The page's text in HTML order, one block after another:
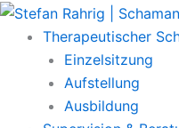
Zum
Inhalt
springen
Therapeutischer
Einzelsitzung
Aufstellung
Ausbildung
Main
Menu